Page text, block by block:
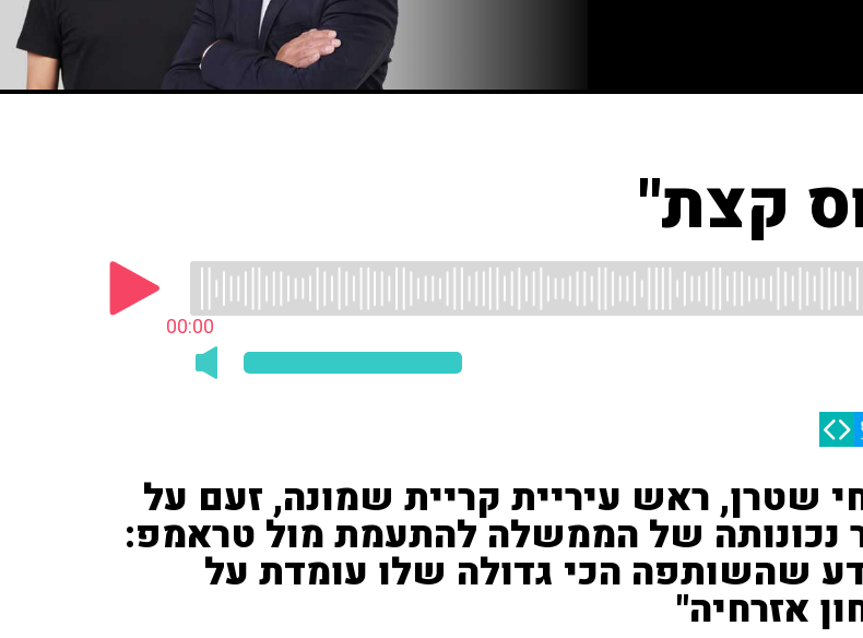
קצת"
00:00
שטרן, ראש עיריית קריית שמונה, זעם על
נכונותה של הממשלה להתעמת מול טראמפ:
שהשותפה הכי גדולה שלו עומדת על
אזרחיה"